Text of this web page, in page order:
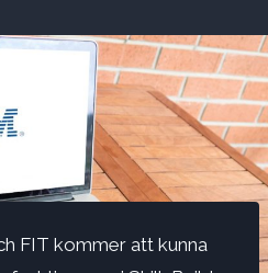
FIT kommer att kunna